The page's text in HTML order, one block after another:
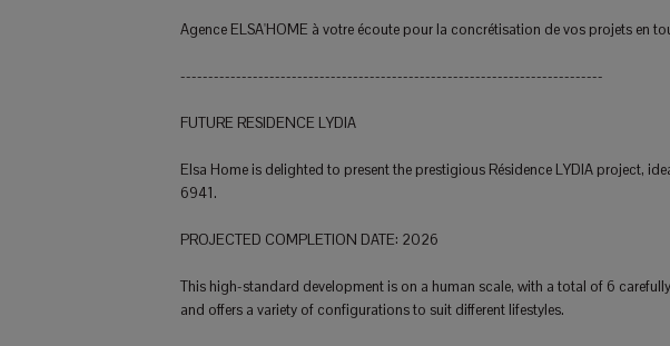
Agence ELSA'HOME à votre écoute pour la concrétisation de vos projets en
----------------------------------------------------------------------------
FUTURE RESIDENCE LYDIA
Elsa Home is delighted to present the prestigious Résidence LYDIA project,
6941.
PROJECTED COMPLETION DATE: 2026
This high-standard development is on a human scale, with a total of 6
and offers a variety of configurations to suit different lifestyles.